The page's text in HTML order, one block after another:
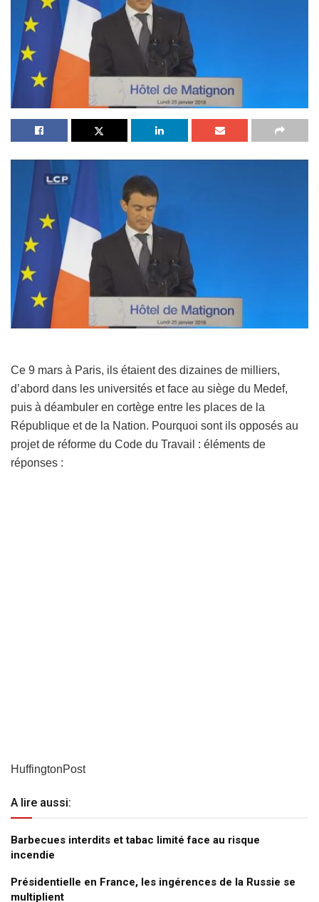
Ce 9 mars à Paris, ils étaient des dizaines de milliers,
d’abord dans les universités et face au siège du Medef,
puis à déambuler en cortège entre les places de la
République et de la Nation. Pourquoi sont ils opposés au
projet de réforme du Code du Travail : éléments de
réponses :
HuffingtonPost
A lire aussi:
Barbecues interdits et tabac limité face au risque
incendie
Présidentielle en France, les ingérences de la Russie se
multiplient